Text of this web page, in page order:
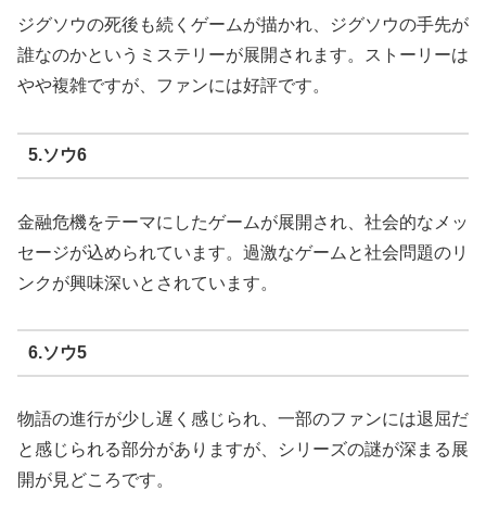
ジグソウの死後も続くゲームが描かれ、ジグソウの手先が
誰なのかというミステリーが展開されます。ストーリーは
やや複雑ですが、ファンには好評です。
5.ソウ6
金融危機をテーマにしたゲームが展開され、社会的なメッ
セージが込められています。過激なゲームと社会問題のリ
ンクが興味深いとされています。
6.ソウ5
物語の進行が少し遅く感じられ、一部のファンには退屈だ
と感じられる部分がありますが、シリーズの謎が深まる展
開が見どころです。